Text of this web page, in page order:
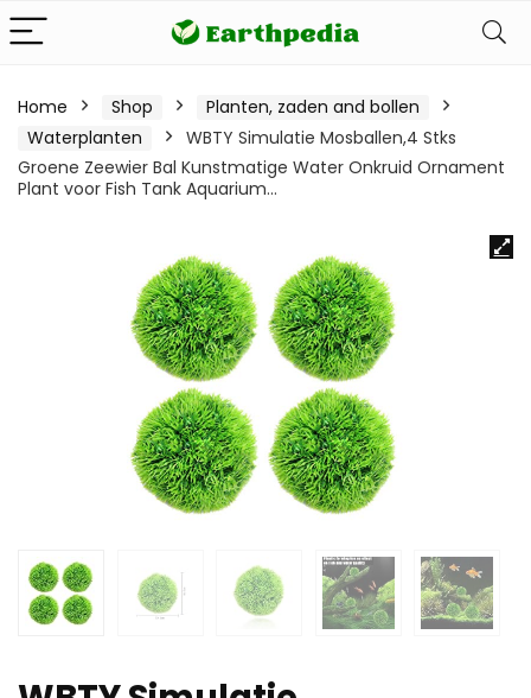
Home Shop
Planten, zaden and bollen
Waterplanten
WBTY Simulatie Mosballen,4 Stks
Groene Zeewier Bal Kunstmatige Water Onkruid Ornament
Plant voor Fish Tank Aquarium…